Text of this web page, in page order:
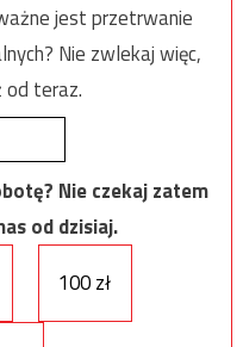
jest przetrwanie
Nie zwlekaj więc,
od teraz.
Nie czekaj zatem
od dzisiaj.
100 zł